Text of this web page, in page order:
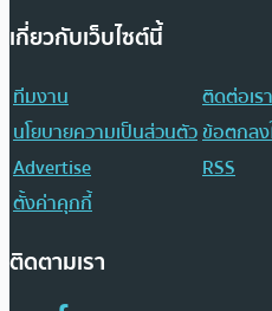
เกี่ยวกับเว็บไซต์นี้
ทีมงาน
ติดต่อเรา
นโยบายความเป็นส่วนตัวข้อตกลง
Advertise
RSS
ตั้งค่าคุกกี้
ติดตามเรา